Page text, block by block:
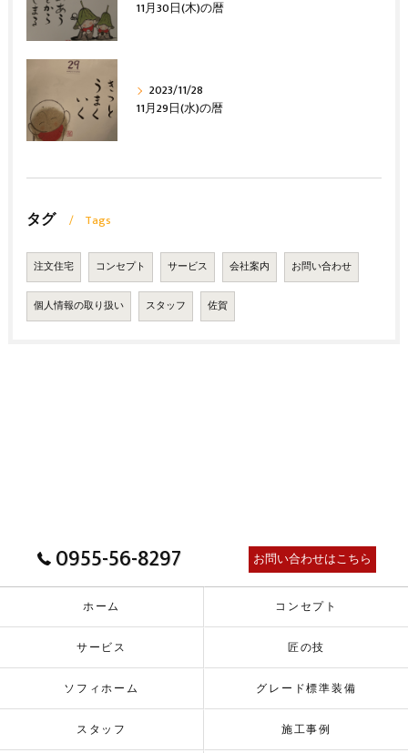
11月30日(木)の暦
2023/11/28
11月29日(水)の暦
タグ Tags
注文住宅 コンセプト サービス 会社案内 お問い合わせ
個人情報の取り扱い スタッフ 佐賀
0955-56-8297 お問い合わせはこちら
ホーム コンセプト
サービス 匠の技
ソフィホーム グレード標準装備
スタッフ 施工事例